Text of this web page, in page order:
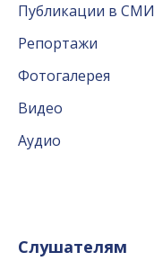
Публикации в СМИ
Репортажи
Фотогалерея
Видео
Аудио
Слушателям